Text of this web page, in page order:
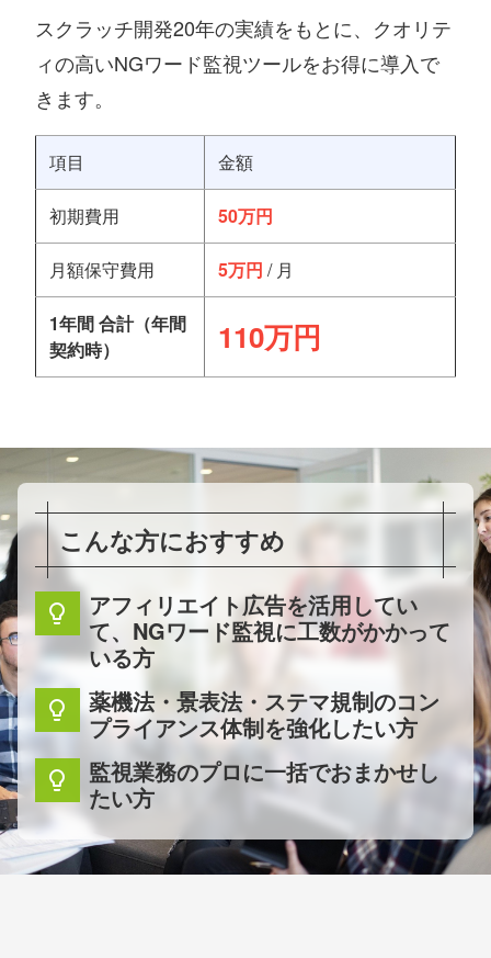
スクラッチ開発20年の実績をもとに、クオリテ
ィの高いNGワード監視ツールをお得に導入で
きます。
項目 金額
初期費用 50万円
月額保守費用 5万円 / 月
1年間 合計（年間
契約時）
110万円
こんな方におすすめ
lightbulb
アフィリエイト広告を活用してい
て、NGワード監視に工数がかかって
いる方
lightbulb
薬機法・景表法・ステマ規制のコン
プライアンス体制を強化したい方
lightbulb
監視業務のプロに一括でおまかせし
たい方